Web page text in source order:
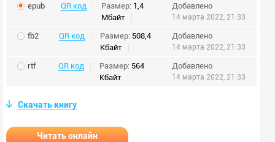
epub QR код Размер: 1,4
Мбайт
Добавлено
14 марта 2022, 21:33
fb2 QR код Размер: 508,4
Кбайт
Добавлено
14 марта 2022, 21:33
rtf QR код Размер: 564
Кбайт
Добавлено
14 марта 2022, 21:33
Скачать книгу
Читать онлайн